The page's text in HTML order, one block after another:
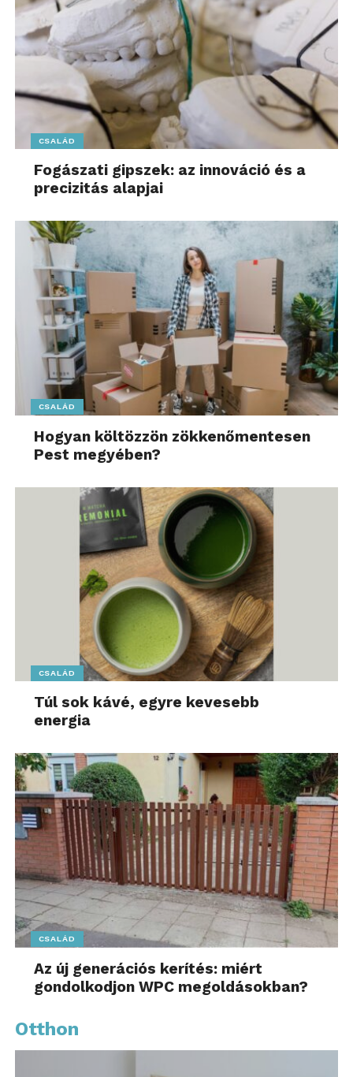
További friss híreket talál awww.sziamaci.hu
főoldalán! Kövesse a technológiai híreket és
csatlakozzon hozzánk aFacebookonis!
CSALÁD
Fogászati gipszek: az innováció és a
precizitás alapjai
CSALÁD
Hogyan költözzön zökkenőmentesen
Pest megyében?
CSALÁD
Túl sok kávé, egyre kevesebb
energia
CSALÁD
Az új generációs kerítés: miért
gondolkodjon WPC megoldásokban?
Otthon